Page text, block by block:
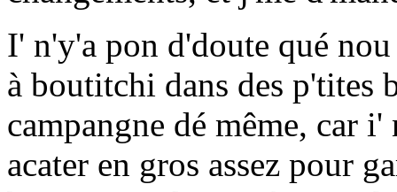
I' n'y'a pon d'doute qué
à boutitchi dans des p'tites
campangne dé même, car
acater en gros assez pour